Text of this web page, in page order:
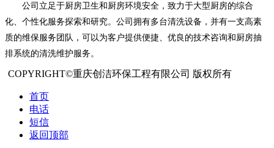
公司立足于厨房卫生和厨房环境安全，致力于大型厨房的综合
化、个性化服务探索和研究。公司拥有多台清洗设备，并有一支高素
质的维保服务团队，可以为客户提供便捷、优良的技术咨询和厨房抽
排系统的清洗维护服务。
COPYRIGHT©重庆创洁环保工程有限公司 版权所有
首页
电话
短信
返回顶部